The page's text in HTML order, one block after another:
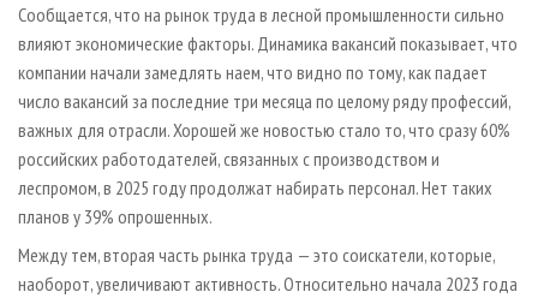
Сообщается, что на рынок труда в лесной промышленности сильно
влияют экономические факторы. Динамика вакансий показывает, что
компании начали замедлять наем, что видно по тому, как падает
число вакансий за последние три месяца по целому ряду профессий,
важных для отрасли. Хорошей же новостью стало то, что сразу 60%
российских работодателей, связанных с производством и
леспромом, в 2025 году продолжат набирать персонал. Нет таких
планов у 39% опрошенных.
Между тем, вторая часть рынка труда — это соискатели, которые,
наоборот, увеличивают активность. Относительно начала 2023 года